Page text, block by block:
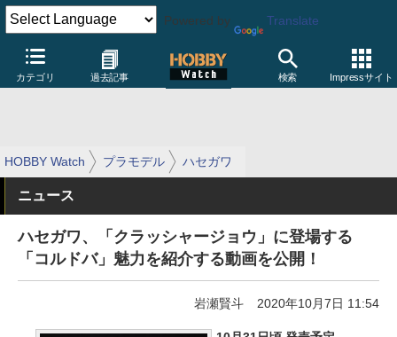
Powered by Translate
カテゴリ 過去記事 検索 Impressサイト
HOBBY Watch プラモデル ハセガワ
ニュース
ハセガワ、「クラッシャージョウ」に登場する
「コルドバ」魅力を紹介する動画を公開！
岩瀬賢斗 2020年10月7日 11:54